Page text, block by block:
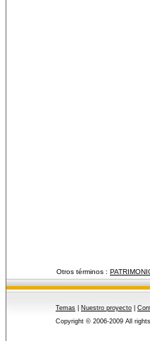
Otros términos :
Temas Nuestro proyecto
Copyright © 2006-2009 All